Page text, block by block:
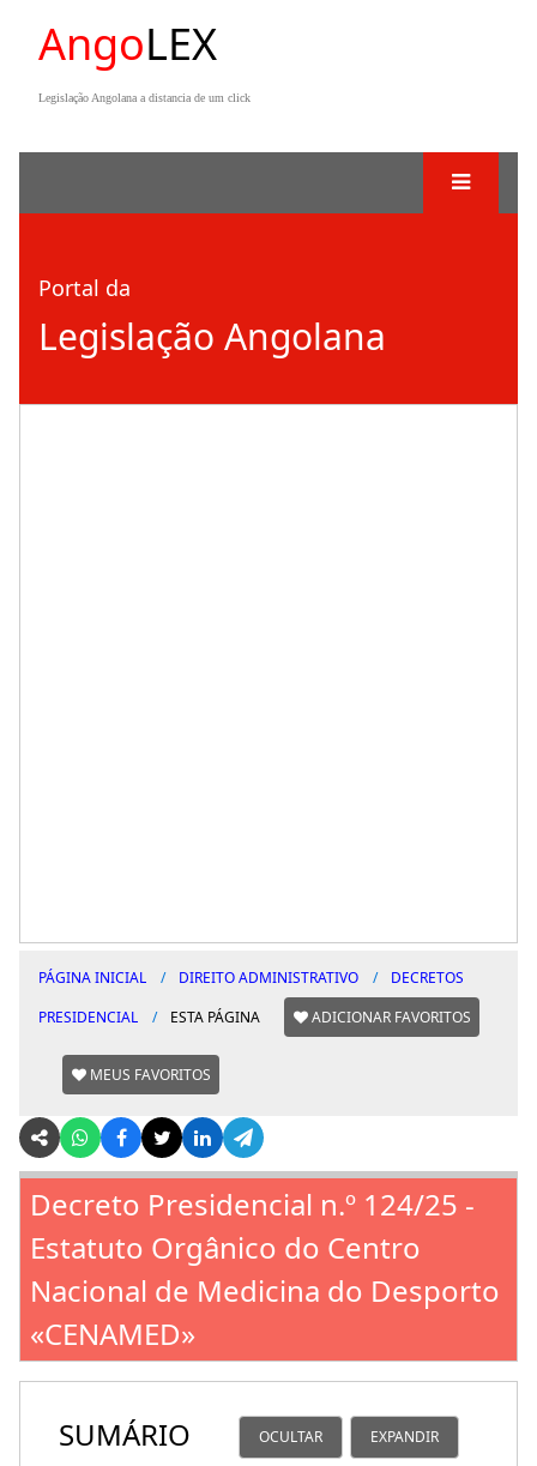
AngoLEX
Legislação Angolana a distancia de um click
Portal da
Legislação Angolana
PÁGINA INICIAL DIREITO ADMINISTRATIVO
DECRETOS
PRESIDENCIAL
ESTA PÁGINA ADICIONAR FAVORITOS
MEUS FAVORITOS
Decreto Presidencial n.º 124/25 -
Estatuto Orgânico do Centro
Nacional de Medicina do Desporto
«CENAMED»
SUMÁRIO OCULTAR EXPANDIR